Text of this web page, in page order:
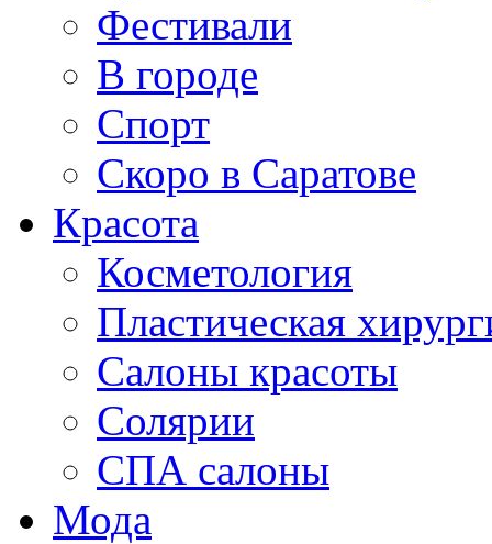
Фестивали
В городе
Спорт
Скоро в Саратове
Красота
Косметология
Пластическая
Салоны красоты
Солярии
СПА салоны
Мода